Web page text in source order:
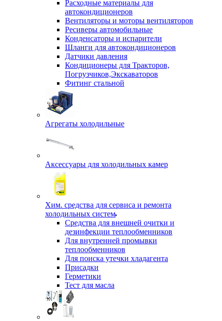
Расходные материалы для
автокондиционеров
Вентиляторы и моторы вентиляторов
Ресиверы автомобильные
Конденсаторы и испарители
Шланги для автокондиционеров
Датчики давления
Кондиционеры для Тракторов,
Погрузчиков,Экскаваторов
Фитинг стальной
Агрегаты холодильные
Аксессуары для холодильных камер
Хим. средства для сервиса и ремонта
холодильных систем
Средства для внешней очитки и
дезинфекции теплообменников
Для внутренней промывки
теплообменников
Для поиска утечки хладагента
Присадки
Герметики
Тест для масла